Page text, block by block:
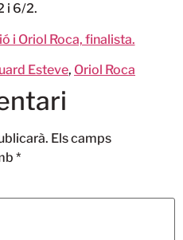
i 6/2.
Esteve, Oriol Roca
Els camps
*